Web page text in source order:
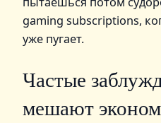
gaming subscriptions,
уже пугает.
Частые
мешают